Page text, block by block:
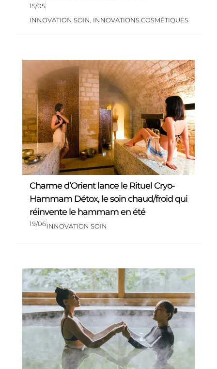
15/05
INNOVATION SOIN INNOVATIONS COSMÉTIQUES
Charme d’Orient lance le Rituel Cryo-
Hammam Détox, le soin chaud/froid qui
réinvente le hammam en été
19/06INNOVATION SOIN